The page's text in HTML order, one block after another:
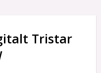
Tristar